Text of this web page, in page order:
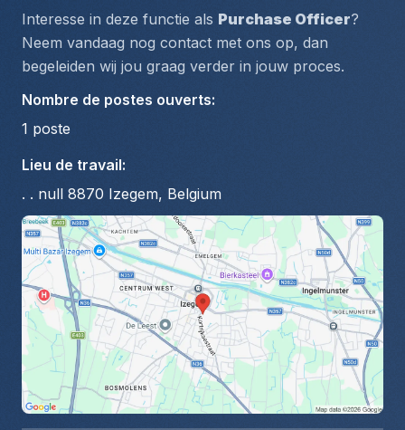
Interesse in deze functie als Purchase Officer?
Neem vandaag nog contact met ons op, dan
begeleiden wij jou graag verder in jouw proces.
Nombre de postes ouverts:
1 poste
Lieu de travail:
. . null 8870 Izegem, Belgium